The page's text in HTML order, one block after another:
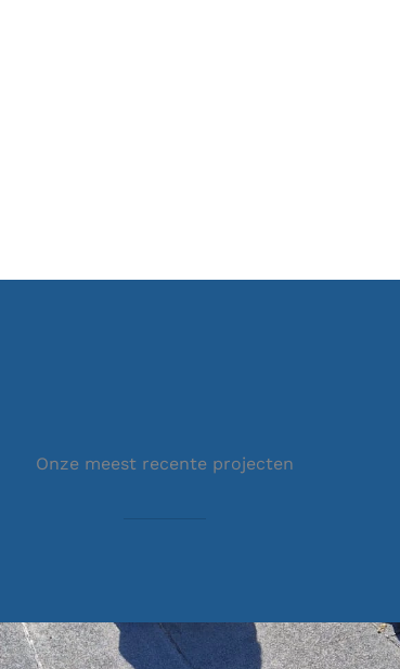
Onze meest recente projecten